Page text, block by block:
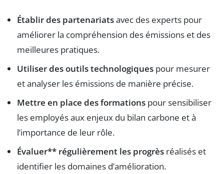
Établir des partenariatsavec des experts pour
améliorer la compréhension des émissions et des
meilleures pratiques.
Utiliser des outils technologiques pour mesurer
et analyser les émissions de manière précise.
Mettre en place des formations pour sensibiliser
les employés aux enjeux du bilan carbone et à
l’importance de leur rôle.
Évaluer** régulièrement les progrès réalisés et
identifier les domaines d’amélioration.